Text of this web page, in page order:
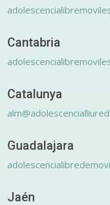
Cantabria
Catalunya
Guadalajara
Jaén